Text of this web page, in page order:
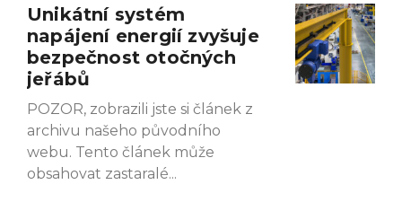
Unikátní systém
napájení energií zvyšuje
bezpečnost otočných
jeřábů
POZOR, zobrazili jste si článek z
archivu našeho původního
webu. Tento článek může
obsahovat zastaralé